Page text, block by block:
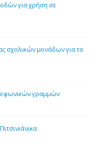
για χρήση σε
σχολικών μονάδων για το
γραμμών